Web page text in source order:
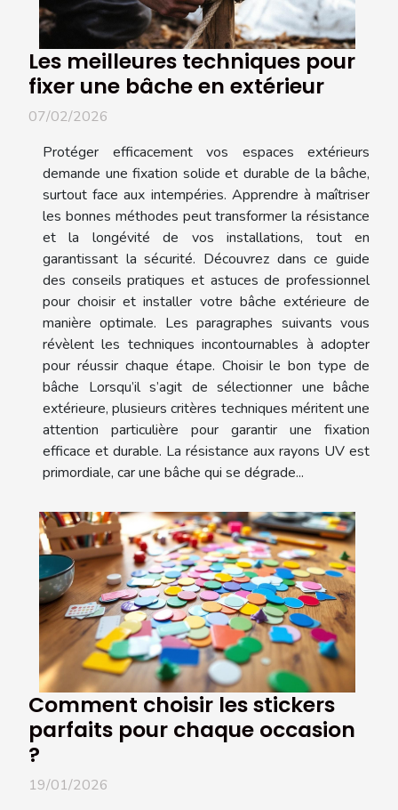
Les meilleures techniques pour
fixer une bâche en extérieur
07/02/2026
Protéger efficacement vos espaces extérieurs
demande une fixation solide et durable de la bâche,
surtout face aux intempéries. Apprendre à maîtriser
les bonnes méthodes peut transformer la résistance
et la longévité de vos installations, tout en
garantissant la sécurité. Découvrez dans ce guide
des conseils pratiques et astuces de professionnel
pour choisir et installer votre bâche extérieure de
manière optimale. Les paragraphes suivants vous
révèlent les techniques incontournables à adopter
pour réussir chaque étape. Choisir le bon type de
bâche Lorsqu’il s’agit de sélectionner une bâche
extérieure, plusieurs critères techniques méritent une
attention particulière pour garantir une fixation
efficace et durable. La résistance aux rayons UV est
primordiale, car une bâche qui se dégrade...
Comment choisir les stickers
parfaits pour chaque occasion
?
19/01/2026